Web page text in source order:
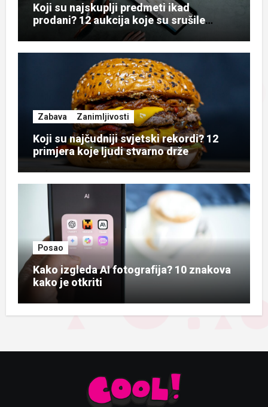
Koji su najskuplji predmeti ikad
prodani? 12 aukcija koje su srušile
Zabava Zanimljivosti
Koji su najčudniji svjetski rekordi? 12
primjera koje ljudi stvarno drže
Posao
Kako izgleda AI fotografija? 10 znakova
kako je otkriti